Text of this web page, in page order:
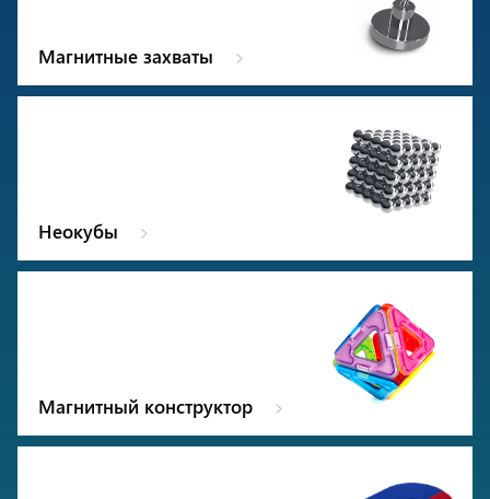
Магнитные захваты
Неокубы
Магнитный конструктор